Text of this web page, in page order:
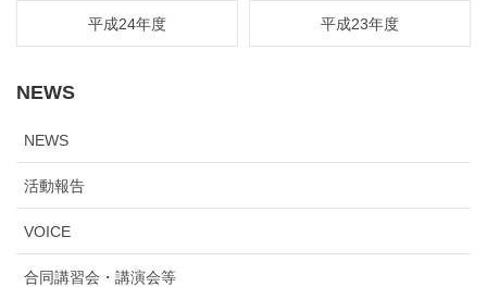
平成24年度 平成23年度
NEWS
NEWS
活動報告
VOICE
合同講習会・講演会等